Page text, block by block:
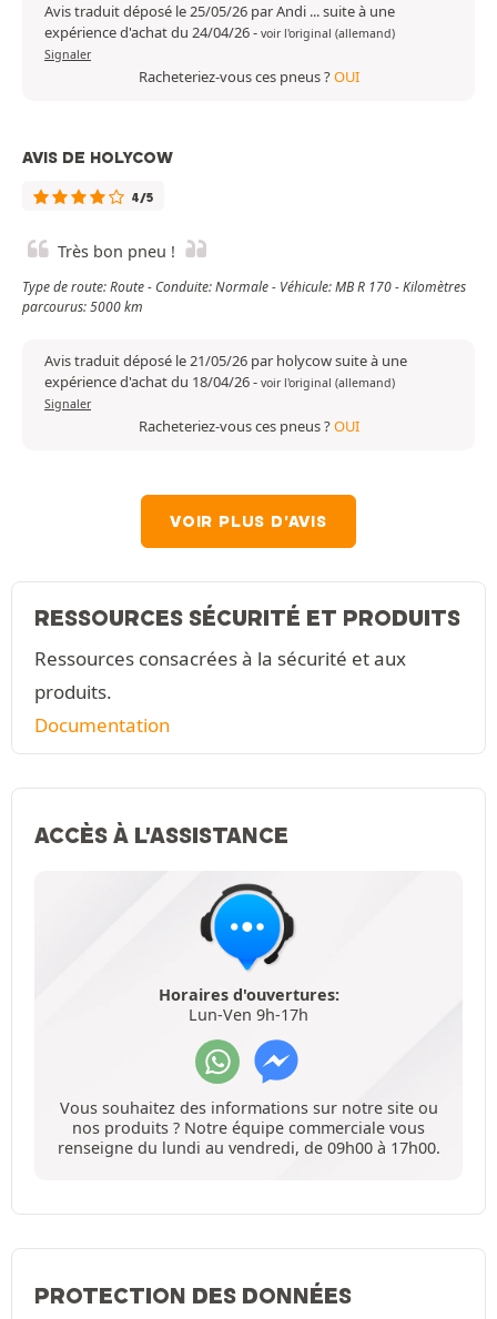
Avis traduit déposé le 25/05/26 par Andi ... suite à une
expérience d'achat du 24/04/26- voir l'original (allemand)
Signaler
Racheteriez-vous ces pneus ?OUI
AVIS DE HOLYCOW
4/5
Très bon pneu !
Type de route: Route - Conduite: Normale - Véhicule: MB R 170 - Kilomètres
parcourus: 5000 km
Avis traduit déposé le 21/05/26 par holycow suite à une
expérience d'achat du 18/04/26- voir l'original (allemand)
Signaler
Racheteriez-vous ces pneus ?OUI
VOIR PLUS D'AVIS
RESSOURCES SÉCURITÉ ET PRODUITS
Ressources consacrées à la sécurité et aux
produits.
Documentation
ACCÈS À L'ASSISTANCE
Horaires d'ouvertures:
Lun-Ven 9h-17h
Vous souhaitez des informations sur notre site ou
nos produits ? Notre équipe commerciale vous
renseigne du lundi au vendredi, de 09h00 à 17h00.
PROTECTION DES DONNÉES